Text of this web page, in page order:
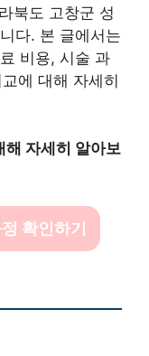
북도 고창군 성
다. 본 글에서는
비용, 시술 과
에 대해 자세히
해 자세히 알아보
확인하기